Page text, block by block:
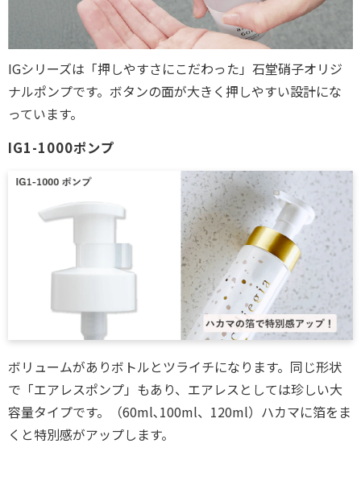
IGシリーズは「押しやすさにこだわった」石堂硝子オリジ
ナルポンプです。ボタンの面が大きく押しやすい設計にな
っています。
IG1-1000ポンプ
ボリュームがありボトルとツライチになります。同じ形状
で「エアレスポンプ」もあり、エアレスとしては珍しい大
容量タイプです。（60ml､100ml、120ml）ハカマに箔をま
くと特別感がアップします。